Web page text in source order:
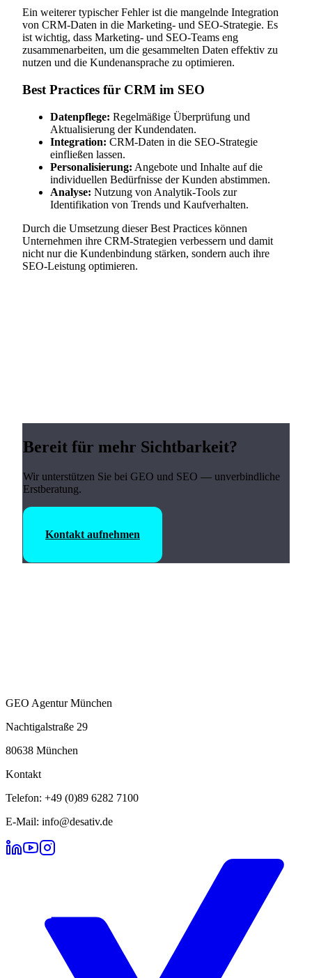
Ein weiterer typischer Fehler ist die mangelnde Integration
von CRM-Daten in die Marketing- und SEO-Strategie. Es
ist wichtig, dass Marketing- und SEO-Teams eng
zusammenarbeiten, um die gesammelten Daten effektiv zu
nutzen und die Kundenansprache zu optimieren.
Best Practices für CRM im SEO
Datenpflege: Regelmäßige Überprüfung und
Aktualisierung der Kundendaten.
Integration: CRM-Daten in die SEO-Strategie
einfließen lassen.
Personalisierung: Angebote und Inhalte auf die
individuellen Bedürfnisse der Kunden abstimmen.
Analyse: Nutzung von Analytik-Tools zur
Identifikation von Trends und Kaufverhalten.
Durch die Umsetzung dieser Best Practices können
Unternehmen ihre CRM-Strategien verbessern und damit
nicht nur die Kundenbindung stärken, sondern auch ihre
SEO-Leistung optimieren.
Bereit für mehr Sichtbarkeit?
Wir unterstützen Sie bei GEO und SEO — unverbindliche
Erstberatung.
Kontakt aufnehmen
GEO Agentur München
Nachtigalstraße 29
80638 München
Kontakt
Telefon: +49 (0)89 6282 7100
E-Mail: info@desativ.de